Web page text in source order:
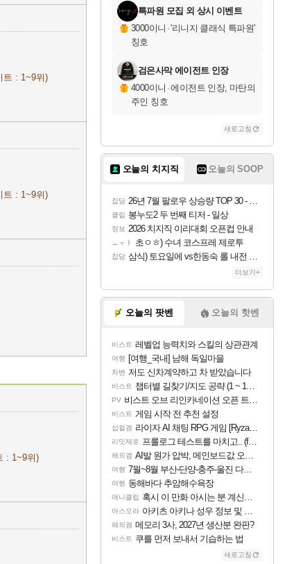
트 : 1~9위)
트 : 1~9위)
: 1~9위)
당첨되셨습니다.
당첨되셨습니다.
당첨되셨습니다.
에디션 (스팀코드)를 교환.
당첨되셨습니다.
당첨되셨습니다.
당첨되셨습니다.
당첨되셨습니다.
특파원 모집 외 상시 이벤트
3000이니 ·'리니지 클래식 특파원'
칭호
검은사막 에이전트 인장
4000이니 ·에이전트 인장, 마탄의
주인 칭호
새로고침
오늘의 치지직 오늘의 SOOP
잡담 26년 7월 팔로우 상승량 TOP 30 - 월간 치지직
클립 봉누도2 두 번째 티저 - 일상
정보 2026 치지직 이리대회 오픈컵 안내
ㅗㅜㅑ 초ㅇㅎ) 수녀 코스프레 제로투
잡담 삼식) 토요일에 vs한동숙 롤 내전 예정
더보기+
오늘의 팟벤 오늘의 핫벤
비스트 레벨업 능력치와 스킬의 상관관계
여행 [여행_국내] 남해 독일마을
차벤 저도 신차계약하고 차 받았습니다
비스트 챕터별 길찾기/지도 공략 (1 ~ 12장)
PV 비스트 오브 리인카네이션 오픈 트레일러
비스트 게임 시작 전 추천 설정
섭컬겜 라이자 AI 채팅 RPG 게임 [RyzaChat: AI] 공개
리밋제로 프롤로그 테스트를 마치고.. (feat. 리아)
해외겜 AI발 원가 압박, 메인보드값 오르나
여행 7월~8월 부산-단양-충주-울진 다녀왔어요~
여행 동해바다 추암해수욕장
애니클립 혹시 이 만화 아시는 분 계신가요
아스오라 아키츠 아키나 성우 정보 및 주요 필모
해외겜 메모리 3사, 2027년 생산분 완판?
비스트 쿠를 먼저 보내서 기습하는 법
새로고침